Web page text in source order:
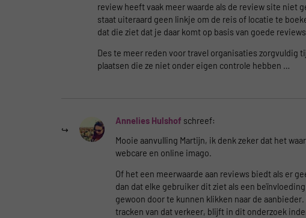
review heeft vaak meer waarde als de review site niet
staat uiteraard geen linkje om de reis of locatie te
dat die ziet dat je daar komt op basis van goede
Des te meer reden voor travel organisaties zorgvuldig
plaatsen die ze niet onder eigen controle hebben …
Annelies Hulshof schreef:
Mooie aanvulling Martijn, ik denk zeker dat het
webcare en online imago.
Of het een meerwaarde aan reviews biedt als er
dan dat elke gebruiker dit ziet als een
gewoon door te kunnen klikken naar de
tracken van dat verkeer, blijft in dit onderzoek